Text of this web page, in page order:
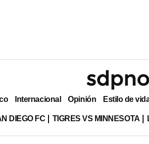
Internacional Opinión Estilo de
DIEGO FC TIGRES VS MINNESOTA